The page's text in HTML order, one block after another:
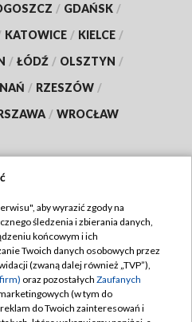
/ GDAŃSK /
KATOWICE / KIELCE /
/ ŁÓDŹ / OLSZTYN /
/ RZESZÓW /
/ WROCŁAW
TVP
TVP
prywatności
zgody
aby wyrazić zgody na
śledzenia i zbierania danych,
końcowym i ich
Twoich danych osobowych przez
(zwaną dalej również „TVP”),
oraz pozostałych Zaufanych
(w tym do
do Twoich zainteresowań i